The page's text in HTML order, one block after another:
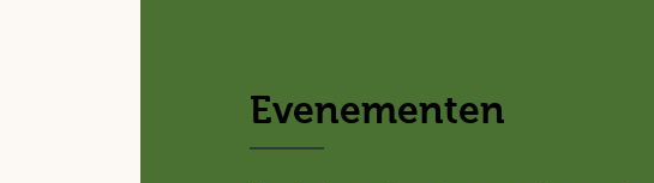
Evenementen